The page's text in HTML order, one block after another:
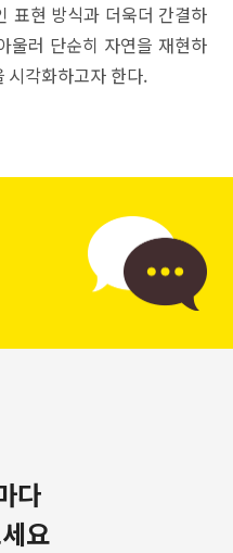
표현 방식과 더욱더 간결하
울러 단순히 자연을 재현하
시각화하고자 한다.
다
요